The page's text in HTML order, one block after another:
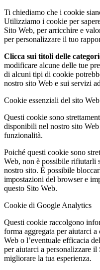
Ti chiediamo che i cookie
Utilizziamo i cookie per
Sito Web, per arricchire e
per personalizzare il tuo
Clicca sui titoli delle
modificare alcune delle tue
di alcuni tipi di cookie
nostro sito Web e sui servizi
Cookie essenziali del sito Web
Questi cookie sono
disponibili nel nostro sito
funzionalità.
Poiché questi cookie sono
Web, non è possibile rifiutarli
nostro sito. È possibile
impostazioni del browser e
questo Sito Web.
Cookie di Google Analytics
Questi cookie raccolgono
forma aggregata per aiutarci
Web o l’eventuale efficacia
per aiutarci a personalizzare
migliorare la tua esperienza.